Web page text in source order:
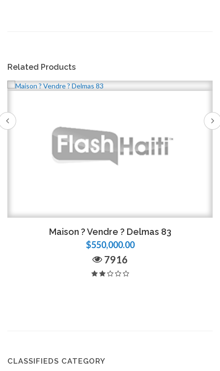
Related Products
Maison ? Vendre ? Delmas 83
$550,000.00
7916
CLASSIFIEDS CATEGORY